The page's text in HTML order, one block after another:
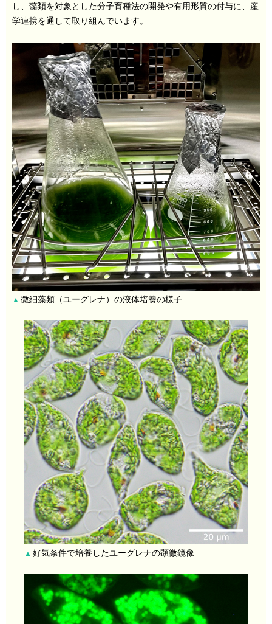
し、藻類を対象とした分子育種法の開発や有用形質の付与に、産
学連携を通して取り組んでいます。
▲ 微細藻類（ユーグレナ）の液体培養の様子
▲ 好気条件で培養したユーグレナの顕微鏡像